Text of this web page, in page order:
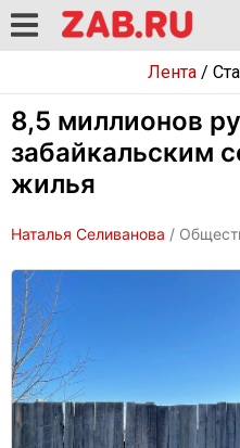
Лента/
8,5 миллионов
забайкальским
жилья
Наталья Селиванова /